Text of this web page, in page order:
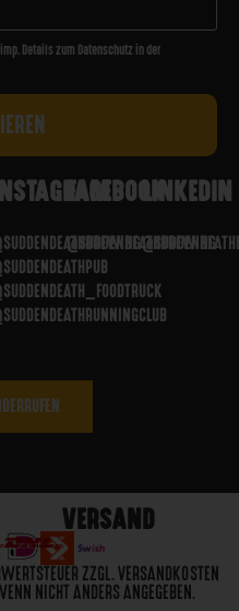
Details zum Datenschutz in der
FACEBOOK
@SUDDENDEATHBREWING
LINKEDIN
VERSAND
ZZGL. VERSANDKOSTEN
NICHT ANDERS ANGEGEBEN.